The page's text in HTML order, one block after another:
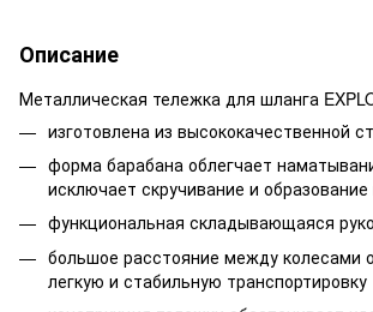
Описание
Металлическая тележка для шланга
изготовлена из высококачественной
форма барабана облегчает
исключает скручивание и образование
функциональная складывающаяся
большое расстояние между колесами
легкую и стабильную транспортировку